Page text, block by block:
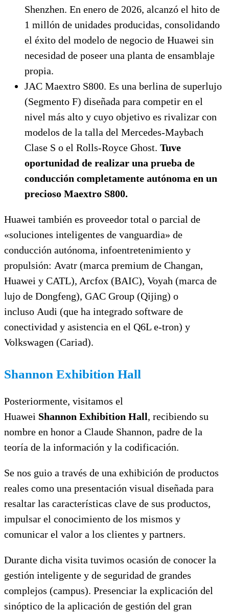
Shenzhen. En enero de 2026, alcanzó el hito de
1 millón de unidades producidas, consolidando
el éxito del modelo de negocio de Huawei sin
necesidad de poseer una planta de ensamblaje
propia.
JAC Maextro S800. Es una berlina de superlujo
(Segmento F) diseñada para competir en el
nivel más alto y cuyo objetivo es rivalizar con
modelos de la talla del Mercedes-Maybach
Clase S o el Rolls-Royce Ghost. Tuve
oportunidad de realizar una prueba de
conducción completamente autónoma en un
precioso Maextro S800.
Huawei también es proveedor total o parcial de
«soluciones inteligentes de vanguardia» de
conducción autónoma, infoentretenimiento y
propulsión: Avatr (marca premium de Changan,
Huawei y CATL), Arcfox (BAIC), Voyah (marca de
lujo de Dongfeng), GAC Group (Qijing) o
incluso Audi (que ha integrado software de
conectividad y asistencia en el Q6L e-tron) y
Volkswagen (Cariad).
Shannon Exhibition Hall
Posteriormente, visitamos el
Huawei Shannon Exhibition Hall, recibiendo su
nombre en honor a Claude Shannon, padre de la
teoría de la información y la codificación.
Se nos guio a través de una exhibición de productos
reales como una presentación visual diseñada para
resaltar las características clave de sus productos,
impulsar el conocimiento de los mismos y
comunicar el valor a los clientes y partners.
Durante dicha visita tuvimos ocasión de conocer la
gestión inteligente y de seguridad de grandes
complejos (campus). Presenciar la explicación del
sinóptico de la aplicación de gestión del gran